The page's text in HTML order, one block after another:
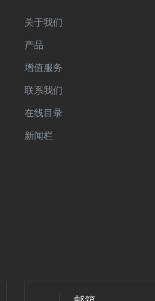
关于我们
产品
增值服务
联系我们
在线目录
新闻栏